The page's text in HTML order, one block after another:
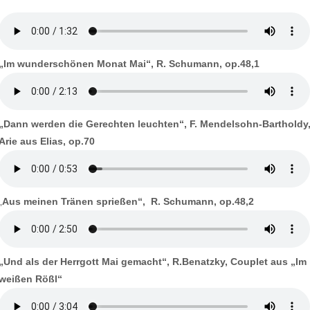
wunderschönen Monat Mai“, R. Schumann, op.48,1
werden die Gerechten leuchten“, F. Mendelsohn-Bartholdy,
aus Elias, op.70
Aus meinen Tränen sprießen“, R. Schumann, op.48,2
als der Herrgott Mai gemacht“, R.Benatzky, Couplet aus „Im
Rößl“